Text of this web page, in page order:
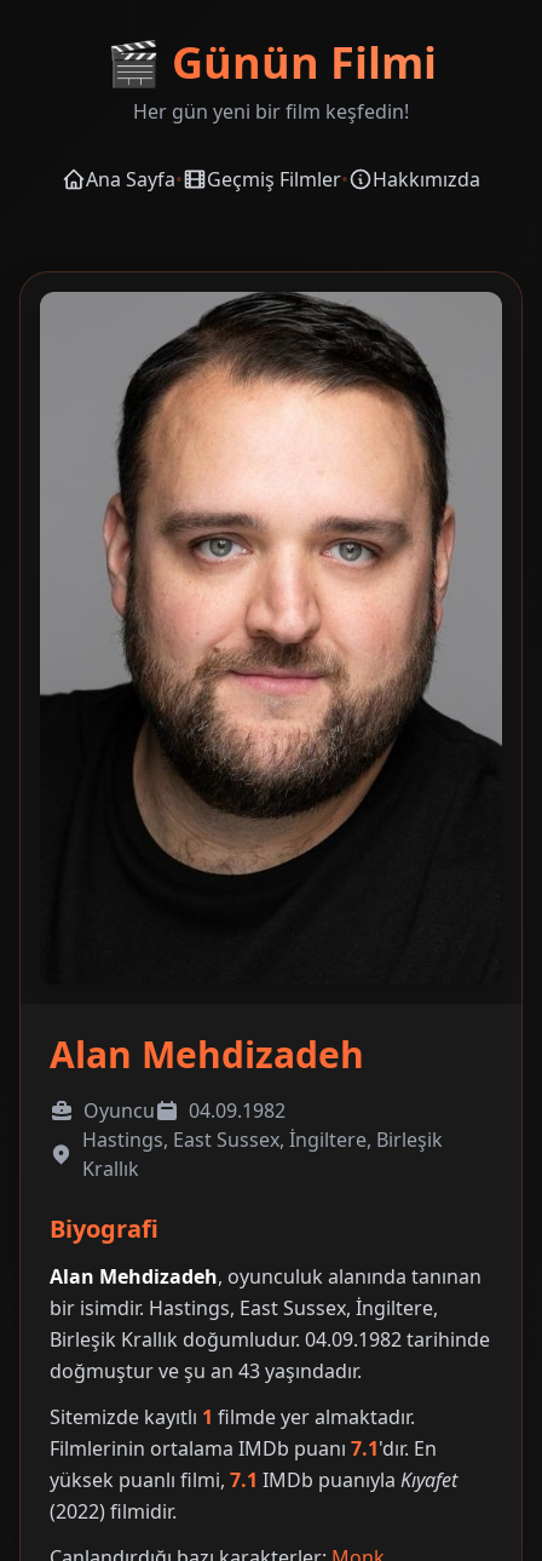
🎬 Günün Filmi
Her gün yeni bir film keşfedin!
Ana Sayfa• Geçmiş Filmler• Hakkımızda
Alan Mehdizadeh
Oyuncu
04.09.1982
Hastings, East Sussex, İngiltere, Birleşik
Krallık
Biyografi
Alan Mehdizadeh, oyunculuk alanında tanınan
bir isimdir. Hastings, East Sussex, İngiltere,
Birleşik Krallık doğumludur. 04.09.1982 tarihinde
doğmuştur ve şu an 43 yaşındadır.
Sitemizde kayıtlı 1 filmde yer almaktadır.
Filmlerinin ortalama IMDb puanı 7.1'dır. En
yüksek puanlı filmi, 7.1 IMDb puanıyla Kıyafet
(2022) filmidir.